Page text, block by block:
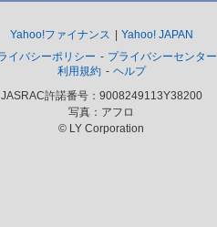
Yahoo!ファイナンス
Yahoo! JAPAN
イバシーポリシー
プライバシーセンター
利用規約
ヘルプ
JASRAC許諾番号：9008249113Y38200
写真：アフロ
© LY Corporation